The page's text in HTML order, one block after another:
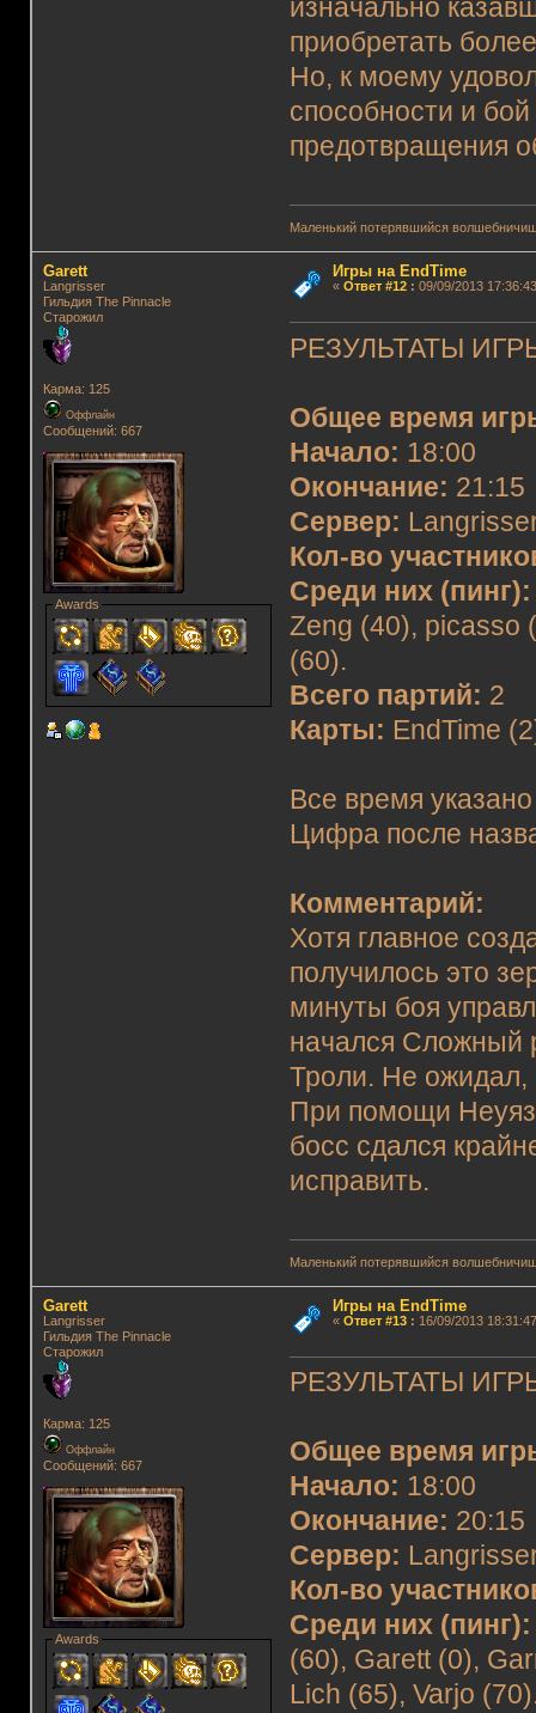
изначально
приобретать
Но, к моему
способности и
предотвращения
Маленький потерявшийся
Garett
Langrisser
Гильдия The Pinnacle
Старожил
Карма: 125
Оффлайн
Сообщений: 667
Awards
Игры на EndTime
« Ответ #12: 09/09/2013
РЕЗУЛЬТАТЫ
Общее время
Начало: 18:00
Окончание: 21:15
Сервер:
Кол-во
Среди них (пинг):
Zeng (40), picasso
(60).
Всего партий: 2
Карты: EndTime
Все время
Цифра после
Комментарий:
Хотя главное
получилось это
минуты боя
начался Сложный
Троли. Не ожидал,
При помощи
босс сдался
исправить.
Маленький потерявшийся
Garett
Langrisser
Гильдия The Pinnacle
Старожил
Карма: 125
Оффлайн
Сообщений: 667
Awards
Игры на EndTime
« Ответ #13: 16/09/2013
РЕЗУЛЬТАТЫ
Общее время
Начало: 18:00
Окончание: 20:15
Сервер:
Кол-во
Среди них (пинг):
(60), Garett (0),
Lich (65), Varjo